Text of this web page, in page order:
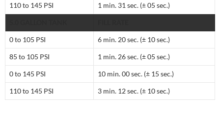
110 to 145 PSI 1 min. 31 sec. (± 05 sec.)
0 to 105 PSI 6 min. 20 sec. (± 10 sec.)
85 to 105 PSI 1 min. 26 sec. (± 05 sec.)
0 to 145 PSI 10 min. 00 sec. (± 15 sec.)
110 to 145 PSI 3 min. 12 sec. (± 10 sec.)